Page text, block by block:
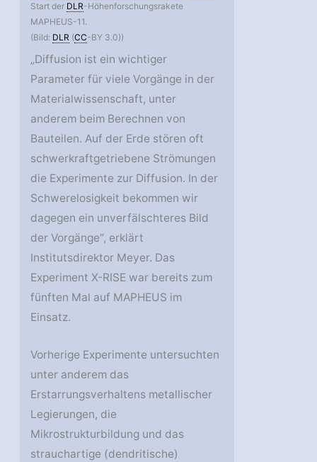
Start der DLR-Höhenforschungsrakete
MAPHEUS-11.
(Bild: DLR (CC-BY 3.0))
„Diffusion ist ein wichtiger
Parameter für viele Vorgänge in der
Materialwissenschaft, unter
anderem beim Berechnen von
Bauteilen. Auf der Erde stören oft
schwerkraftgetriebene Strömungen
die Experimente zur Diffusion. In der
Schwerelosigkeit bekommen wir
dagegen ein unverfälschteres Bild
der Vorgänge“, erklärt
Institutsdirektor Meyer. Das
Experiment X-RISE war bereits zum
fünften Mal auf MAPHEUS im
Einsatz.
Vorherige Experimente untersuchten
unter anderem das
Erstarrungsverhaltens metallischer
Legierungen, die
Mikrostrukturbildung und das
strauchartige (dendritische)